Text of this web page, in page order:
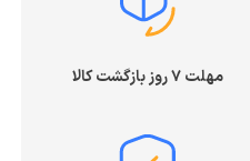
مهلت ۷ روز بازگشت کالا